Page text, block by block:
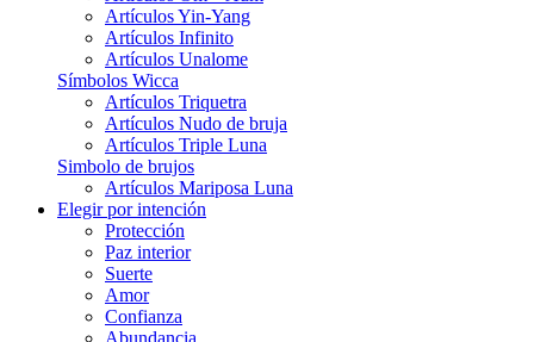
Artículos Yin-Yang
Artículos Infinito
Artículos Unalome
Símbolos Wicca
Artículos Triquetra
Artículos Nudo de bruja
Artículos Triple Luna
Simbolo de brujos
Artículos Mariposa Luna
Elegir por intención
Protección
Paz interior
Suerte
Amor
Confianza
Abundancia